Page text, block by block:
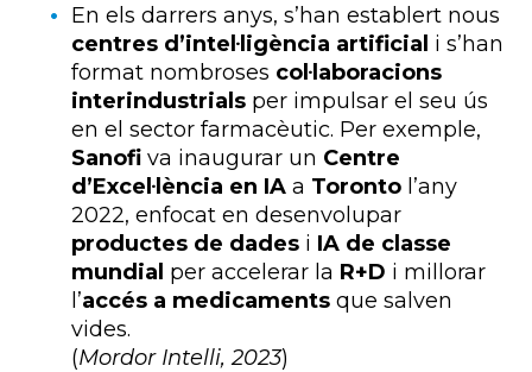
En els darrers anys, s’han establert nous
centres d’intel·ligència artificial i s’han
format nombroses col·laboracions
interindustrials per impulsar el seu ús
en el sector farmacèutic. Per exemple,
Sanofi va inaugurar un Centre
d’Excel·lència en IA a Toronto l’any
2022, enfocat en desenvolupar
productes de dades i IA de classe
mundial per accelerar la R+D i millorar
l’accés a medicaments que salven
vides.
(Mordor Intelli, 2023)